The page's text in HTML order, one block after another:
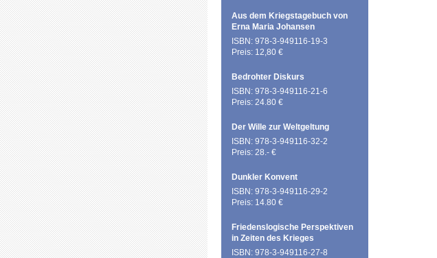
Aus dem Kriegstagebuch von
Erna Maria Johansen
ISBN: 978-3-949116-19-3
Preis: 12,80 €
Bedrohter Diskurs
ISBN: 978-3-949116-21-6
Preis: 24.80 €
Der Wille zur Weltgeltung
ISBN: 978-3-949116-32-2
Preis: 28.- €
Dunkler Konvent
ISBN: 978-3-949116-29-2
Preis: 14.80 €
Friedenslogische Perspektiven
in Zeiten des Krieges
ISBN: 978-3-949116-27-8